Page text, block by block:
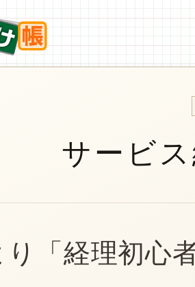
サービ
り「経理初心